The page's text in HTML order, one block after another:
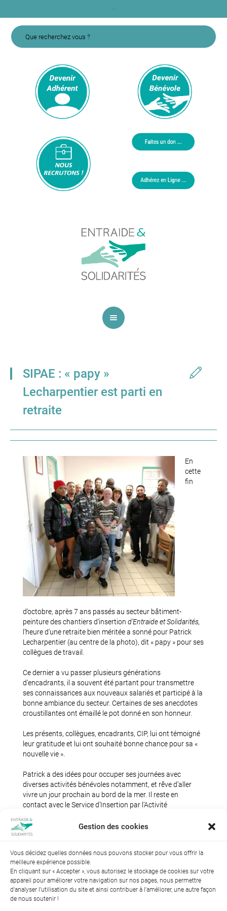
Gestion des cookies
Vous décidez quelles données nous pouvons stocker pour vous offrir la
meilleure expérience possible.
En cliquant sur « Accepter », vous autorisez le stockage de cookies sur votre
appareil pour améliorer votre navigation sur nos pages, nous permettre
d'analyser l’utilisation du site et ainsi contribuer à l'améliorer, une autre façon
de nous soutenir !
SIPAE : « papy »
Lecharpentier est parti en
retraite
En
cette
fin
d’octobre, après 7 ans passés au secteur bâtiment-
peinture des chantiers d’insertiond’Entraide et Solidarités,
l’heure d’une retraite bien méritée a sonné pour Patrick
Lecharpentier (au centre de la photo), dit « papy » pour ses
collègues de travail.
Ce dernier a vu passer plusieurs générations
d’encadrants, il a souvent été partant pour transmettre
ses connaissances aux nouveaux salariés et participé à la
bonne ambiance du secteur. Certaines de ses anecdotes
croustillantes ont émaillé le pot donné en son honneur.
Les présents, collègues, encadrants, CIP, lui ont témoigné
leur gratitude et lui ont souhaité bonne chance pour sa «
nouvelle vie ».
Patrick a des idées pour occuper ses journées avec
diverses activités bénévoles notamment, et rêve d’aller
vivre un jour prochain au bord de la mer. Il reste en
contact avec le Service d’Insertion par l’Activité
aventures.